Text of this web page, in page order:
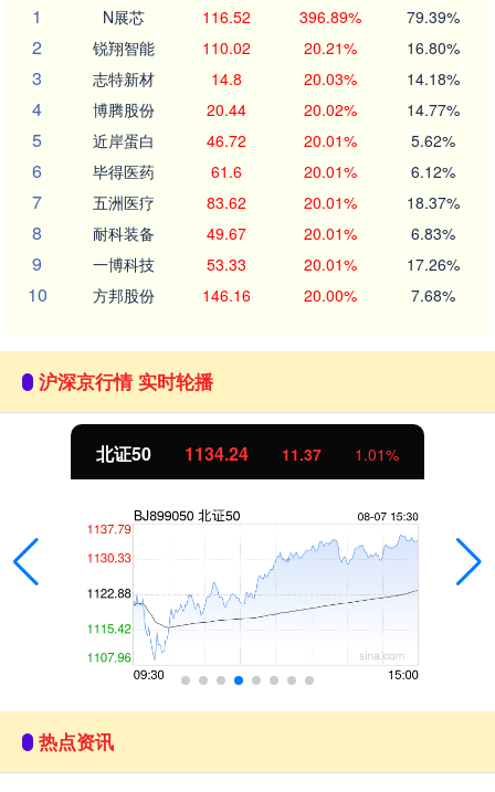
1
N展芯 116.52 396.89% 79.39%
2 锐翔智能 110.02 20.21% 16.80%
3 志特新材 14.8 20.03% 14.18%
4 博腾股份 20.44 20.02% 14.77%
5 近岸蛋白 46.72 20.01% 5.62%
6 毕得医药 61.6 20.01% 6.12%
7 五洲医疗 83.62 20.01% 18.37%
8 耐科装备 49.67 20.01% 6.83%
9 一博科技 53.33 20.01% 17.26%
10 方邦股份 146.16 20.00% 7.68%
沪深京行情 实时轮播
北证50 1134.24 11.37 1.01%
热点资讯